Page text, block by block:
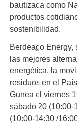
bautizada como
productos
sostenibilidad.
Berdeago Energy,
las mejores
energética, la
residuos en el
Gunea el viernes
sábado 20 (10:00-
(10:00-14:30 /